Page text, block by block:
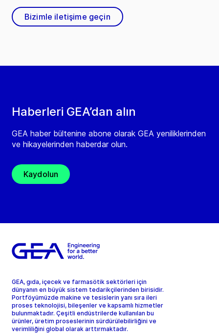
Haberleri GEA’dan alın
GEA haber bültenine abone olarak GEA yeniliklerinden
ve hikayelerinden haberdar olun.
Kaydolun
Bizimle iletişime geçin
GEA, gıda, içecek ve farmasötik sektörleri için
dünyanın en büyük sistem tedarikçilerinden birisidir.
Portföyümüzde makine ve tesislerin yanı sıra ileri
proses teknolojisi, bileşenler ve kapsamlı hizmetler
bulunmaktadır. Çeşitli endüstrilerde kullanılan bu
ürünler, üretim proseslerinin sürdürülebilirliğini ve
verimliliğini global olarak arttırmaktadır.